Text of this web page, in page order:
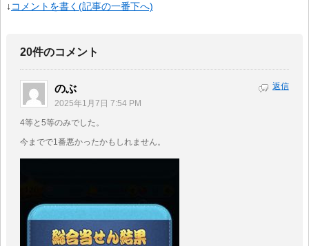
↓ コメントを書く(記事の一番下へ)
20件のコメント
のぶ
2025年1月7日 7:54 PM
4等と5等のみでした。
今までで1番悪かったかもしれません。
返信